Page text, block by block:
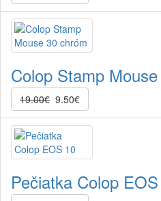
Colop Stamp
19.00€ 9.50€
Pečiatka Colop